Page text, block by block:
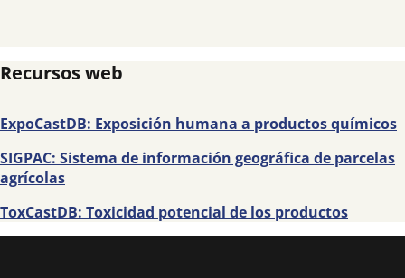
Recursos web
ExpoCastDB: Exposición humana a productos químicos
SIGPAC: Sistema de información geográfica de parcelas
agrícolas
ToxCastDB: Toxicidad potencial de los productos